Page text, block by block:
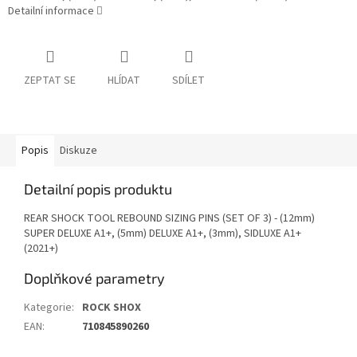
Detailní informace
ZEPTAT SE HLÍDAT SDÍLET
Popis Diskuze
Detailní popis produktu
REAR SHOCK TOOL REBOUND SIZING PINS (SET OF 3) - (12mm)
SUPER DELUXE A1+, (5mm) DELUXE A1+, (3mm), SIDLUXE A1+
(2021+)
Doplňkové parametry
Kategorie: ROCK SHOX
EAN: 710845890260